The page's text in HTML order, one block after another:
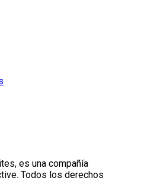
es una compañía
Todos los derechos